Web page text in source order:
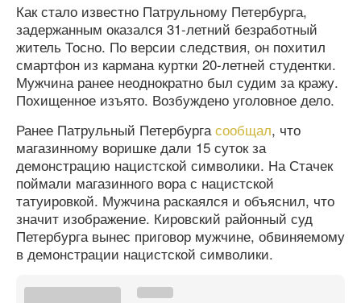
Как стало известно Патрульному Петербурга,
задержанным оказался 31-летний безработный
житель Тосно. По версии следствия, он похитил
смартфон из кармана куртки 20-летней студентки.
Мужчина ранее неоднократно был судим за кражу.
Похищенное изъято. Возбуждено уголовное дело.
Ранее Патрульный Петербургасообщал, что
магазинному воришке дали 15 суток за
демонстрацию нацистской символики. На Стачек
поймали магазинного вора с нацистской
татуировкой. Мужчина раскаялся и объяснил, что
значит изображение. Кировский районный суд
Петербурга вынес приговор мужчине, обвиняемому
в демонстрации нацистской символики.